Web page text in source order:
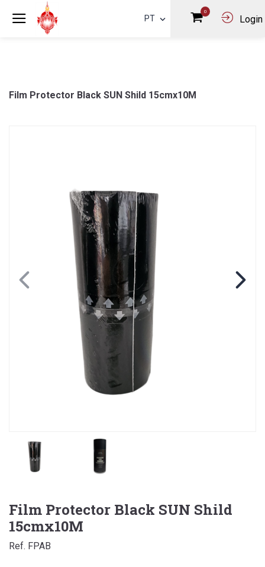
PT
0
Login
Film Protector Black SUN Shild 15cmx10M
Film Protector Black SUN Shild
15cmx10M
Ref. FPAB